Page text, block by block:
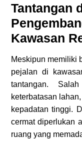
Tantangan
Kawasan
Meskipun memiliki
pejalan di
tantangan.
keterbatasan
kepadatan tinggi.
cermat diperlukan
ruang yang